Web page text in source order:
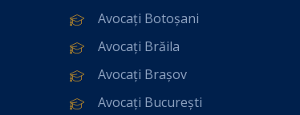
Avocați Botoșani
Avocați Brăila
Avocați Brașov
Avocați București